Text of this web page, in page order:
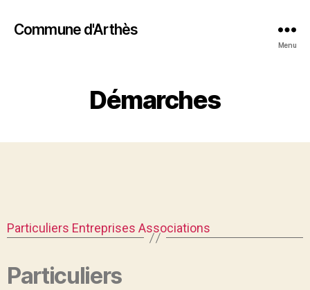
Commune d'Arthès
Menu
Démarches
Particuliers Entreprises Associations
Particuliers